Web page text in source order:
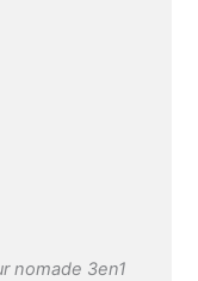
et 100%
Pulse
de
facile à
en 3
nomade 3en1